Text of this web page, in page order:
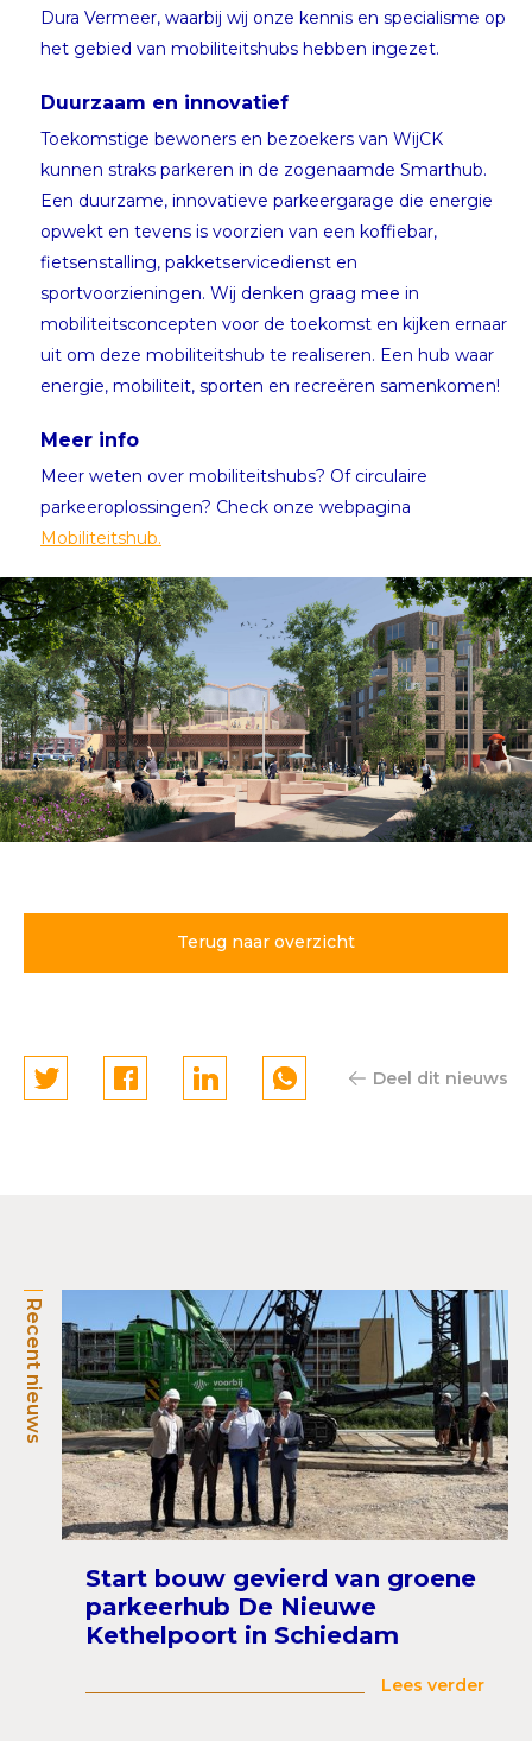
Dura Vermeer, waarbij wij onze kennis en specialisme op
het gebied van mobiliteitshubs hebben ingezet.
Duurzaam en innovatief
Toekomstige bewoners en bezoekers van WijCK
kunnen straks parkeren in de zogenaamde Smarthub.
Een duurzame, innovatieve parkeergarage die energie
opwekt en tevens is voorzien van een koffiebar,
fietsenstalling, pakketservicedienst en
sportvoorzieningen. Wij denken graag mee in
mobiliteitsconcepten voor de toekomst en kijken ernaar
uit om deze mobiliteitshub te realiseren. Een hub waar
energie, mobiliteit, sporten en recreëren samenkomen!
Meer info
Meer weten over mobiliteitshubs? Of circulaire
parkeeroplossingen? Check onze webpagina
Mobiliteitshub.
Pijnacker-Nootdorp
Terug naar overzicht
Deel dit nieuws
Recent nieuws
Start bouw gevierd van groene
parkeerhub De Nieuwe
Kethelpoort in Schiedam
Lees verder